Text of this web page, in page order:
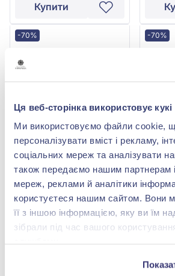
Ця веб-сторінка використовує кукі
Ми використовуємо файли cookie,
персоналізувати вміст і рекламу,
соціальних мереж та аналізувати
також передаємо нашим партнерам
мереж, реклами й аналітики
користуєтеся нашим сайтом. Вони
її з іншою інформацією, яку ви їм
зібрали під час вашого
Купити
-70%
Підвіска з діамантом
0,15ct та димчастим
кварцом 4,5ct із
червоного золота 585°,
арт. RG-32115-12.200-687
73 030,00 грн
21 909,00 грн
(арт. RG-32115-12.200-
-70%
585° з
53
16
(арт.
-70%